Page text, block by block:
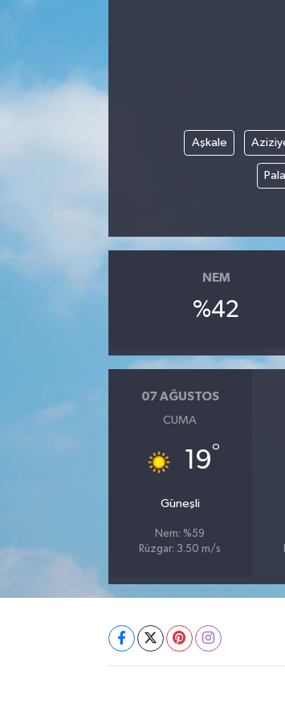
Aşkale
NEM
%42
07 AĞUSTOS
CUMA
19°
Güneşli
Nem: %59
Rüzgar: 3.50 m/s
Sağlık